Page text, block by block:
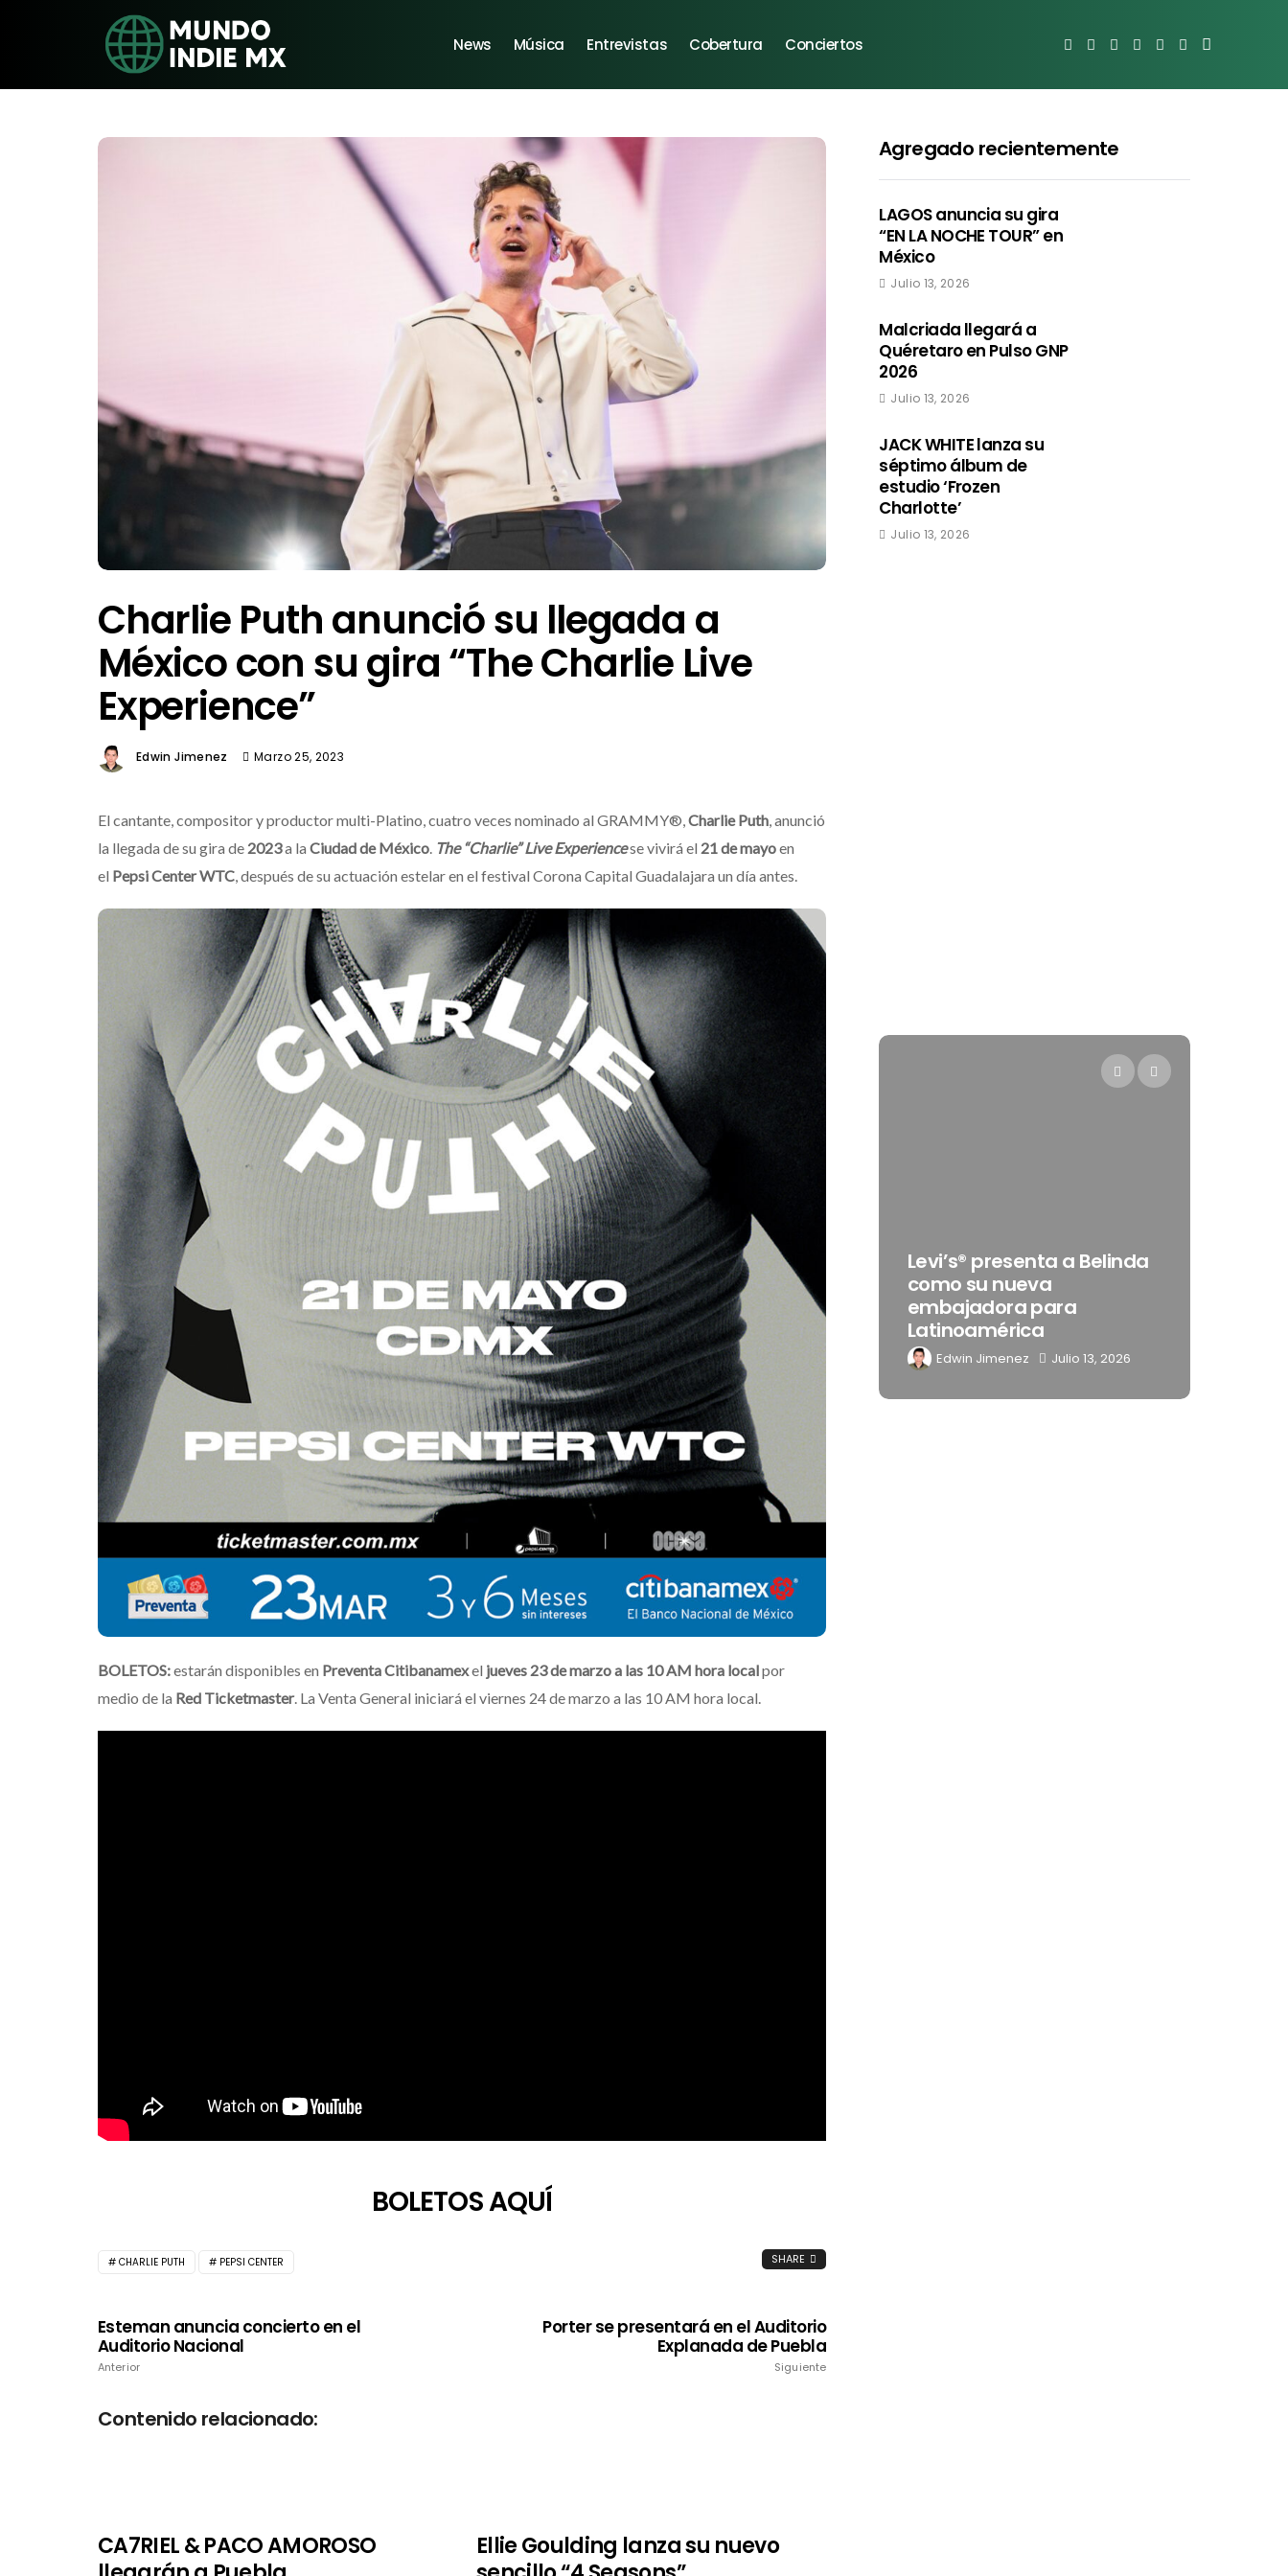
News Música Entrevistas Cobertura Conciertos
Charlie Puth anunció su llegada a
México con su gira “The Charlie Live
Experience”
Edwin Jimenez Marzo 25, 2023
El cantante, compositor y productor multi-Platino, cuatro veces nominado al GRAMMY®,Charlie Puth,anunció
la llegada de su gira de 2023a la Ciudad de México. The “Charlie” Live Experiencese vivirá el 21 de mayoen
el Pepsi Center WTC, después de su actuación estelar en el festival Corona Capital Guadalajara un día antes.
BOLETOS:estarán disponibles en Preventa Citibanamexel jueves 23 de marzo a las 10 AM hora localpor
medio de la Red Ticketmaster. La Venta General iniciará el viernes 24 de marzo a las 10 AM hora local.
BOLETOS AQUÍ
CHARLIE PUTH PEPSI CENTER SHARE
Esteman anuncia concierto en el
Auditorio Nacional
Anterior
Porter se presentará en el Auditorio
Explanada de Puebla
Siguiente
Contenido relacionado:
CA7RIEL & PACO AMOROSO
Ellie Goulding lanza su nuevo
Agregado recientemente
LAGOS anuncia su gira
“EN LA NOCHE TOUR” en
México
Julio 13, 2026
Malcriada llegará a
Quéretaro en Pulso GNP
2026
Julio 13, 2026
JACK WHITE lanza su
séptimo álbum de
estudio ‘Frozen
Charlotte’
Julio 13, 2026
Suki Waterhouse estrena
su nuevo álbum
“Loveland”
Edwin Jimenez Julio 13, 2026
Levi’s® presenta a Belinda
como su nueva
embajadora para
Latinoamérica
Edwin Jimenez Julio 13, 2026
gran celebración sonora
que transformará las
noches de Boca del Río y
Edwin Jimenez